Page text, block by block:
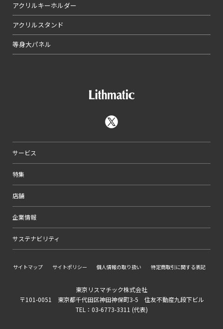
アクリルキーホルダー
アクリルスタンド
等身大パネル
サービス
特集
店舗
企業情報
サステナビリティ
サイトマップ サイトポリシー 個人情報の取り扱い 特定商取引に関する表記
東京リスマチック株式会社
〒101-0051 東京都千代田区神田神保町3-5 住友不動産九段下ビル
TEL：03-6773-3311 (代表)